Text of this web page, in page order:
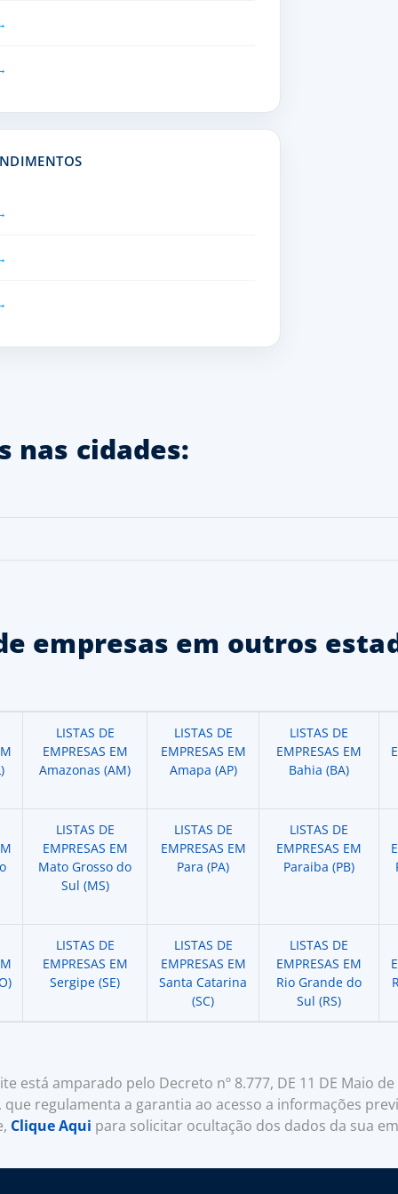
nas cidades:
empresas em outros
LISTAS DE
EMPRESAS EM
Amazonas (AM)
LISTAS DE
EMPRESAS EM
Amapa (AP)
LISTAS DE
EMPRESAS EM
Bahia (BA)
LISTAS DE
EMPRESAS EM
Mato Grosso do
Sul (MS)
LISTAS DE
EMPRESAS EM
Para (PA)
LISTAS DE
EMPRESAS EM
Paraiba (PB)
LISTAS DE
EMPRESAS EM
Sergipe (SE)
LISTAS DE
EMPRESAS EM
Santa Catarina
(SC)
LISTAS DE
EMPRESAS EM
Rio Grande do
Sul (RS)
está amparado pelo Decreto nº 8.777, DE 11 DE Maio
que regulamenta a garantia ao acesso a informações
Clique Aqui para solicitar ocultação dos dados da sua